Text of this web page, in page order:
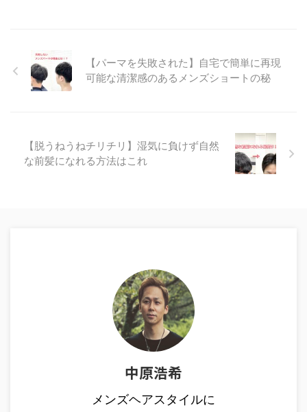
【パーマを失敗された】自宅で簡単に再現
可能な清潔感のあるメンズショートの秘
【脱うねうねチリチリ】湿気に負けず自然
な前髪になれる方法はこれ
中原浩希
メンズヘアスタイルに